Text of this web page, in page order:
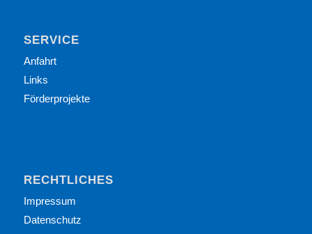
SERVICE
Anfahrt
Links
Förderprojekte
RECHTLICHES
Impressum
Datenschutz